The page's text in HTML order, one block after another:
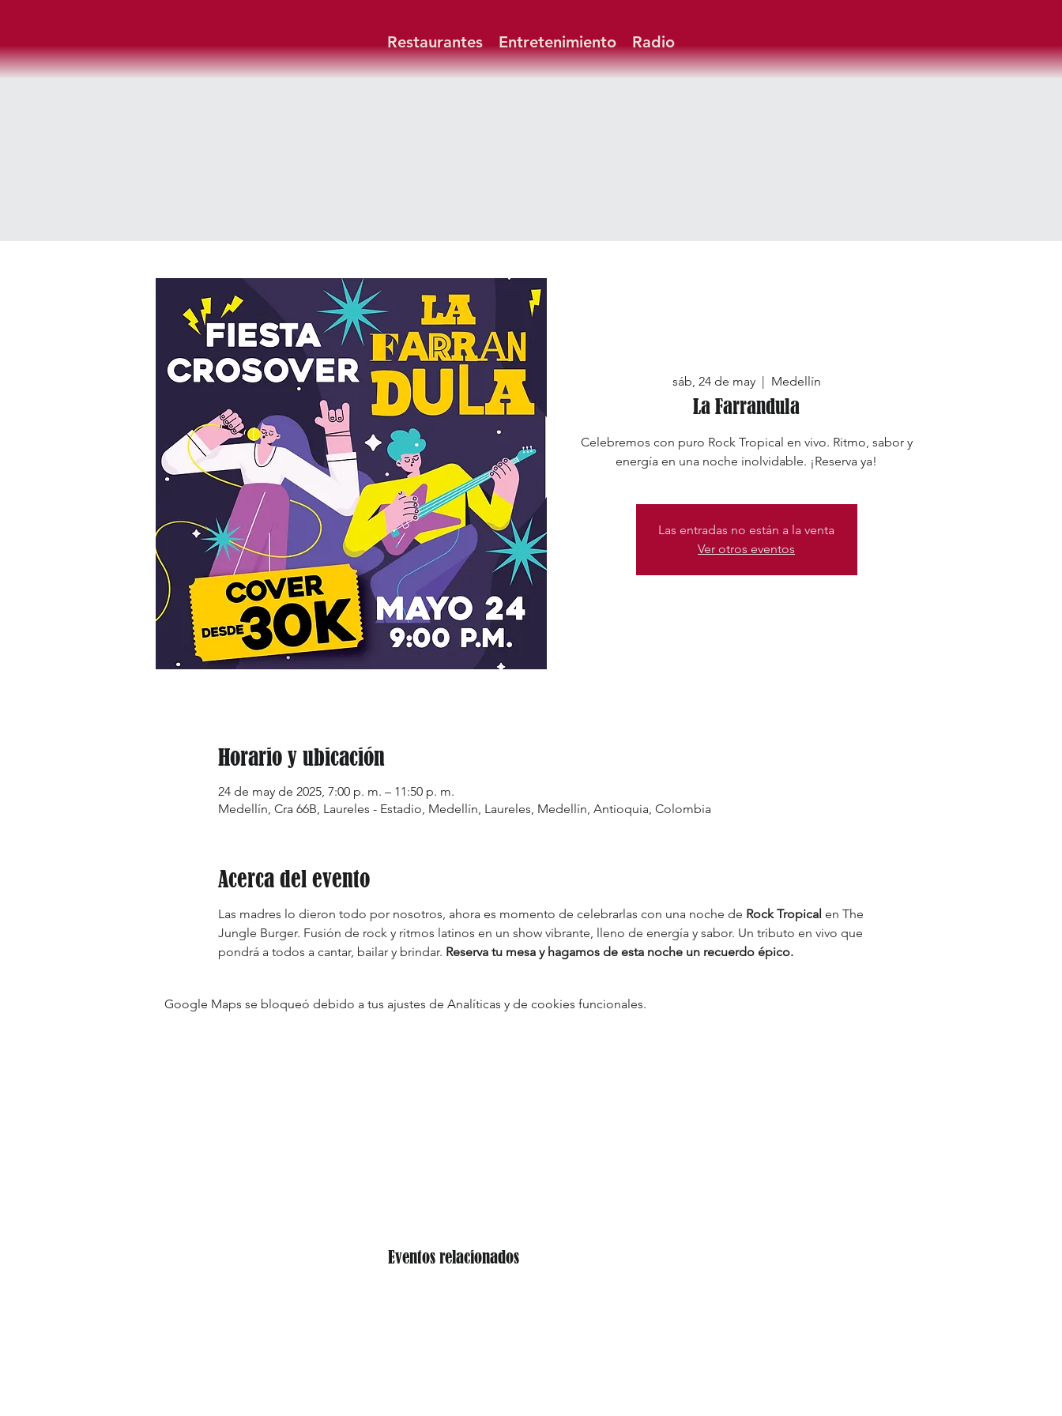
Restaurantes Entretenimiento Radio
Eventos relacionados
sáb, 24 de may
  |
Medellín
La Farrandula
Celebremos con puro Rock Tropical en vivo. Ritmo, sabor y
energía en una noche inolvidable. ¡Reserva ya!
Las entradas no están a la venta
Ver otros eventos
Horario y ubicación
24 de may de 2025, 7:00 p. m. – 11:50 p. m.
Medellín, Cra 66B, Laureles - Estadio, Medellín, Laureles, Medellín, Antioquia, Colombia
Acerca del evento
Las madres lo dieron todo por nosotros, ahora es momento de celebrarlas con una noche de Rock Tropical en The
Jungle Burger. Fusión de rock y ritmos latinos en un show vibrante, lleno de energía y sabor. Un tributo en vivo que
pondrá a todos a cantar, bailar y brindar. Reserva tu mesa y hagamos de esta noche un recuerdo épico.
Google Maps se bloqueó debido a tus ajustes de Analíticas y de cookies funcionales.